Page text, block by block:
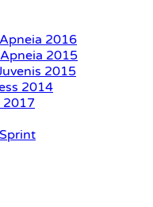
2016
2015
2015
2014
2017